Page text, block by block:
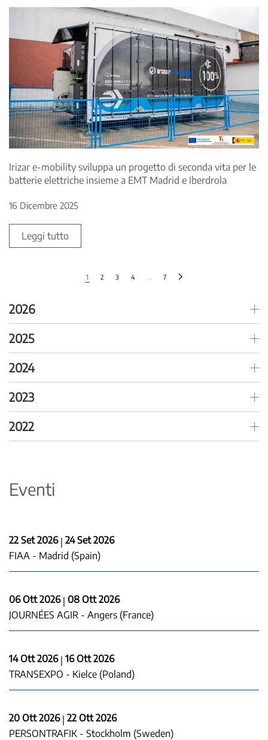
Irizar e-mobility sviluppa un progetto di seconda vita per le
batterie elettriche insieme a EMT Madrid e Iberdrola
16 Dicembre 2025
Leggi tutto
1 2 3 4 7
2026
2025
2024
2023
2022
Eventi
22 Set 2026| 24 Set 2026
FIAA - Madrid (Spain)
06 Ott 2026| 08 Ott 2026
JOURNÉES AGIR - Angers (France)
14 Ott 2026| 16 Ott 2026
TRANSEXPO - Kielce (Poland)
20 Ott 2026| 22 Ott 2026
PERSONTRAFIK - Stockholm (Sweden)